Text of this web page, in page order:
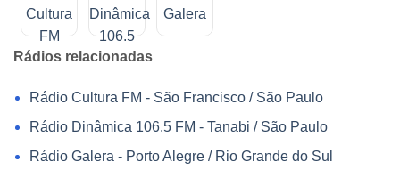
Rádios relacionadas
Rádio Cultura FM - São Francisco / São Paulo
Rádio Dinâmica 106.5 FM - Tanabi / São Paulo
Rádio Galera - Porto Alegre / Rio Grande do Sul